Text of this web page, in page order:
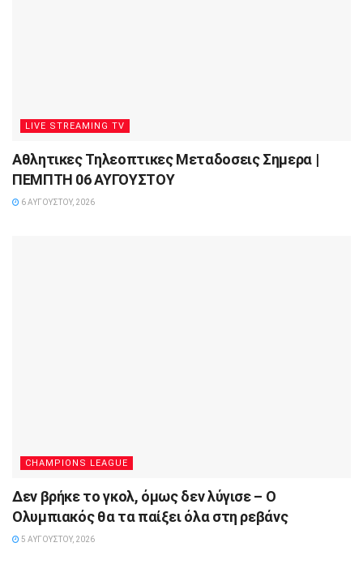
LIVE STREAMING TV
Αθλητικες Τηλεοπτικες Μεταδοσεις Σημερα |
ΠΕΜΠΤΗ 06 ΑΥΓΟΥΣΤΟΥ
6 ΑΥΓΟΎΣΤΟΥ, 2026
CHAMPIONS LEAGUE
Δεν βρήκε το γκολ, όμως δεν λύγισε – Ο
Ολυμπιακός θα τα παίξει όλα στη ρεβάνς
5 ΑΥΓΟΎΣΤΟΥ, 2026